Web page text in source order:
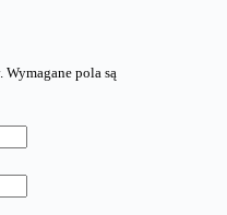
Wymagane pola są